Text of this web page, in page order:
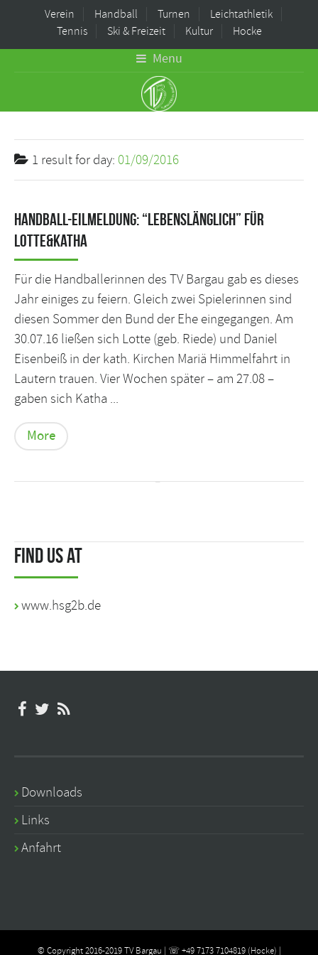
Verein Handball Turnen
Leichtathletik
Tennis
Ski & Freizeit Kultur Hocke
Menu
1 result for day: 01/09/2016
Handball-Eilmeldung: “Lebenslänglich” für
Lotte&Katha
Für die Handballerinnen des TV Bargau gab es dieses
Jahr einiges zu feiern. Gleich zwei Spielerinnen sind
diesen Sommer den Bund der Ehe eingegangen. Am
30.07.16 ließen sich Lotte (geb. Riede) und Daniel
Eisenbeiß in der kath. Kirchen Mariä Himmelfahrt in
Lautern trauen. Vier Wochen später – am 27.08 –
gaben sich Katha ...
More
Find us at
www.hsg2b.de
Downloads
Links
Anfahrt
© Copyright 2016-2019 TV Bargau | ☏ +49 7173 7104819 (Hocke) |